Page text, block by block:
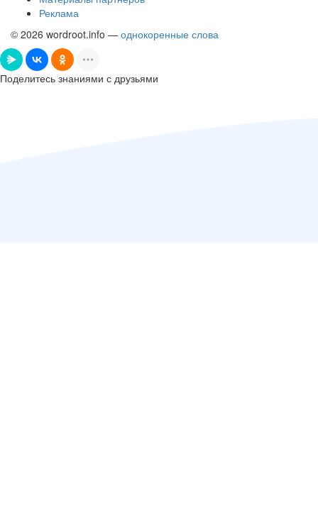
Реклама
© 2026 wordroot.info — однокоренные слова
Поделитесь знаниями с друзьями